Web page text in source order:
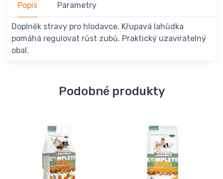
Popis Parametry
Doplněk stravy pro hlodavce. Křupavá lahůdka
pomáhá regulovat růst zubů. Praktický uzavíratelný
obal.
Podobné produkty